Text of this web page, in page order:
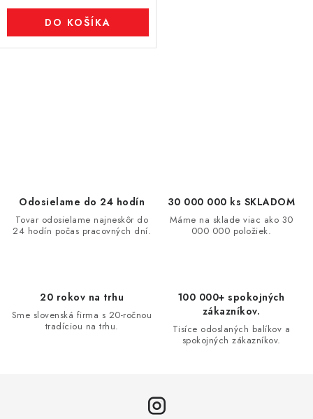
DO KOŠÍKA
e
k
Odosielame do 24 hodín
Tovar odosielame najneskôr do
24 hodín počas pracovných dní.
30 000 000 ks SKLADOM
Máme na sklade viac ako 30
000 000 položiek.
20 rokov na trhu
Sme slovenská firma s 20-ročnou
tradíciou na trhu.
100 000+ spokojných
zákazníkov.
Tisíce odoslaných balíkov a
spokojných zákazníkov.